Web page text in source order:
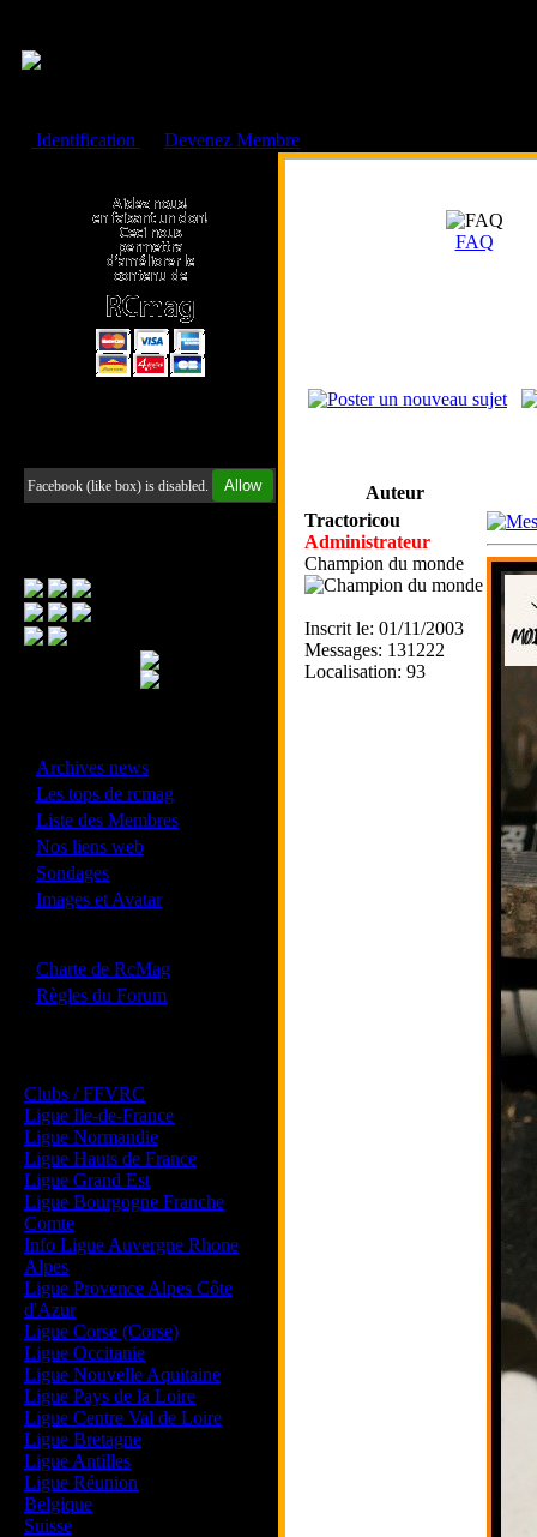
Identification
Devenez Membre
Facebook (like box) is disabled. Allow
Archives news
Les tops de rcmag
Liste des Membres
Nos liens web
Sondages
Images et Avatar
Charte de RcMag
Règles du Forum
Clubs / FFVRC
Ligue Ile-de-France
Ligue Normandie
Ligue Hauts de France
Ligue Grand Est
Ligue Bourgogne Franche
Comte
Info Ligue Auvergne Rhone
Alpes
Ligue Provence Alpes Côte
d'Azur
Ligue Corse (Corse)
Ligue Occitanie
Ligue Nouvelle Aquitaine
Ligue Pays de la Loire
Ligue Centre Val de Loire
Ligue Bretagne
Ligue Antilles
Ligue Réunion
Belgique
Suisse
FAQ
Auteur
Tractoricou
Administrateur
Champion du monde
Inscrit le: 01/11/2003
Messages: 131222
Localisation: 93